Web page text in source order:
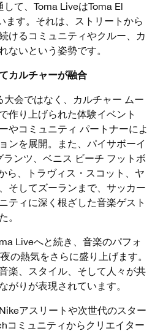
て、Toma LiveはToma El
ます。それは、ストリートから
けるコミュニティやクルー、カ
ないという姿勢です。
カルチャーが融合
大会ではなく、カルチャー ムー
作り上げられた体験イベント
やコミュニティ パートナーによ
ンを展開。また、パイサボーイ
ランツ、ベニス ビーチ フットボ
ら、トラヴィス・スコット、ヤ
そしてズーランまで、サッカー
ティに深く根ざした音楽ゲスト
。
Liveへと続き、音楽のパフォ
の熱気をさらに盛り上げます。
楽、スタイル、そして人々が共
がりが表現されています。
アスリートや次世代のスター
コミュニティからクリエイター